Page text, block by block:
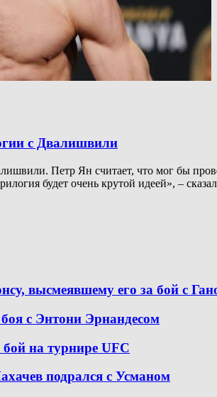
с Двалишвили
Петр Ян считает, что мог бы
будет очень крутой идеей», –
высмеявшему его за бой с
с Энтони Эрнандесом
на турнире UFC
подрался с Усманом